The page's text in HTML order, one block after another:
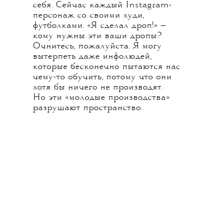
себя. Сейчас каждый Instagram-
персонаж со своими худи,
футболками. «Я сделал дроп!» —
кому нужны эти ваши дропы?
Очнитесь, пожалуйста. Я могу
вытерпеть даже инфолюдей,
которые бесконечно пытаются нас
чему-то обучить, потому что они
хотя бы ничего не производят.
Но эти «молодые производства»
разрушают пространство.